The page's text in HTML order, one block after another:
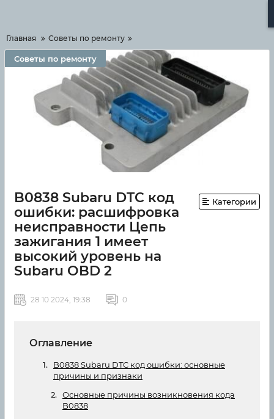
Главная Советы по ремонту
Советы по ремонту
B0838 Subaru DTC код
ошибки: расшифровка
неисправности Цепь
зажигания 1 имеет
высокий уровень на
Subaru OBD 2
Категории
28 10 2024, 19:38 0
Оглавление
B0838 Subaru DTC код ошибки: основные
причины и признаки
Основные причины возникновения кода
B0838